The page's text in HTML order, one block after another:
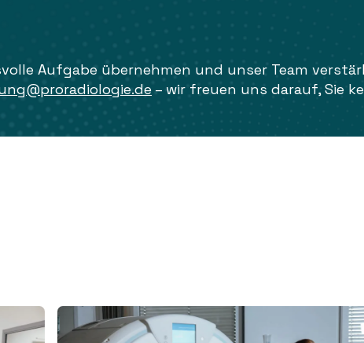
Aufgabe übernehmen und unser Team
– wir freuen uns darauf, Sie